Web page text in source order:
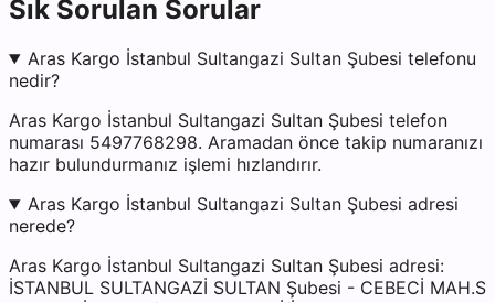
Sık Sorulan Sorular
Aras Kargo İstanbul Sultangazi Sultan Şubesi telefonu
nedir?
Aras Kargo İstanbul Sultangazi Sultan Şubesi telefon
numarası 5497768298. Aramadan önce takip numaranızı
hazır bulundurmanız işlemi hızlandırır.
Aras Kargo İstanbul Sultangazi Sultan Şubesi adresi
nerede?
Aras Kargo İstanbul Sultangazi Sultan Şubesi adresi:
İSTANBUL SULTANGAZİ SULTAN Şubesi - CEBECİ MAH.S